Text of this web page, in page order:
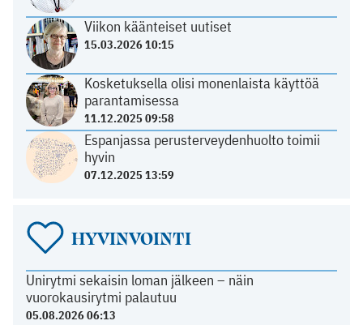
Viikon käänteiset uutiset
15.03.2026 10:15
Kosketuksella olisi monenlaista käyttöä
parantamisessa
11.12.2025 09:58
Espanjassa perusterveydenhuolto toimii
hyvin
07.12.2025 13:59
HYVINVOINTI
Unirytmi sekaisin loman jälkeen – näin
vuorokausirytmi palautuu
05.08.2026 06:13